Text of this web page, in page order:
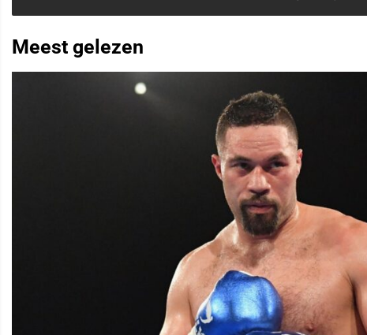
Meest gelezen